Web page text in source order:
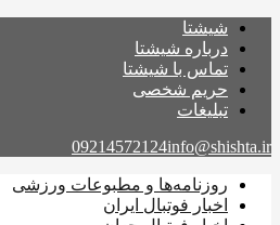
شیشتا
درباره شیشتا
تماس با شیشتا
حریم شخصی
تبلیغات
09214572124info@shishta.ir
روزنامه‌ها و مطبوعات ورزشی
اخبار فوتبال ایران